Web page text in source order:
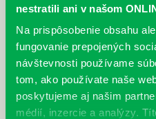
nestratili ani v našom
Na prispôsobenie obsahu
fungovanie prepojených
návštevnosti používame
tom, ako používate naše
poskytujeme aj našim
médií, inzercie a analýzy.